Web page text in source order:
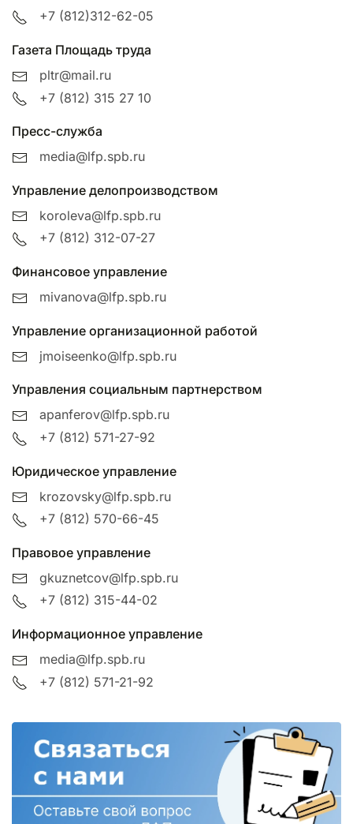
+7 (812)312-62-05
Газета Площадь труда
pltr@mail.ru
+7 (812) 315 27 10
Пресс-служба
media@lfp.spb.ru
Управление делопроизводством
koroleva@lfp.spb.ru
+7 (812) 312-07-27
Финансовое управление
mivanova@lfp.spb.ru
Управление организационной работой
jmoiseenko@lfp.spb.ru
Управления социальным партнерством
apanferov@lfp.spb.ru
+7 (812) 571-27-92
Юридическое управление
krozovsky@lfp.spb.ru
+7 (812) 570-66-45
Правовое управление
gkuznetcov@lfp.spb.ru
+7 (812) 315-44-02
Информационное управление
media@lfp.spb.ru
+7 (812) 571-21-92